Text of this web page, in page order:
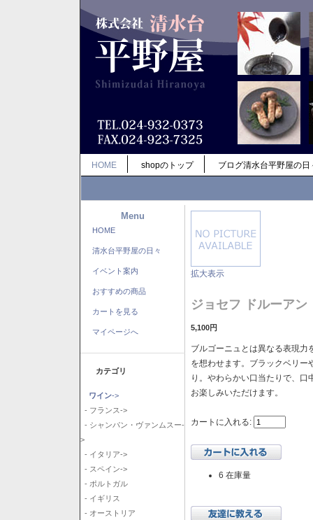
HOME shopのトップ ブログ清水台平野屋の日
Menu
HOME
清水台平野屋の日々
イベント案内
おすすめの商品
カートを見る
マイページへ
カテゴリ
ワイン->
- フランス->
- シャンパン・ヴァンムスー-
>
- イタリア->
- スペイン->
- ポルトガル
- イギリス
- オーストリア
拡大表示
ジョセフ ドルーア
5,100円
ブルゴーニュとは異なる表現力
を想わせます。ブラックベリー
り。やわらかい口当たりで、
お楽しみいただけます。
カートに入れる:
6 在庫量